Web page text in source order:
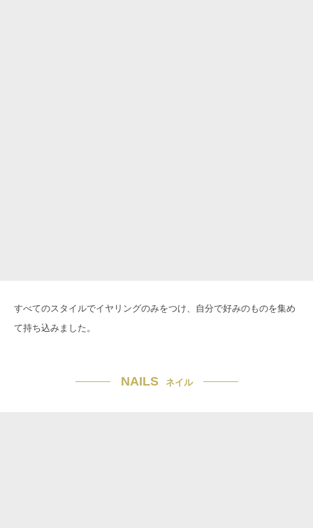
すべてのスタイルでイヤリングのみをつけ、自分で好みのものを集め
て持ち込みました。
NAILS ネイル